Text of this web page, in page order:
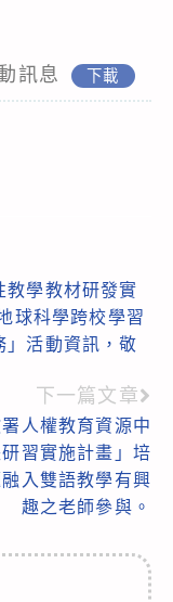
訊息 下載
教學教材研發實
球科學跨校學習
活動資訊，敬
下一篇文章
人權教育資源中
習實施計畫」培
入雙語教學有興
趣之老師參與。